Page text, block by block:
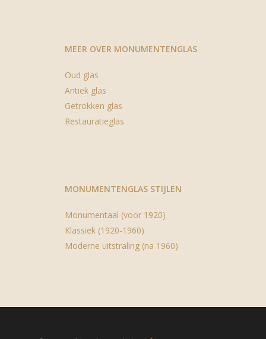
MEER OVER MONUMENTENGLAS
Oud glas
Antiek glas
Getrokken glas
Restauratieglas
MONUMENTENGLAS STIJLEN
Monumentaal (voor 1920)
Klassiek (1920-1960)
Moderne uitstraling (na 1960)